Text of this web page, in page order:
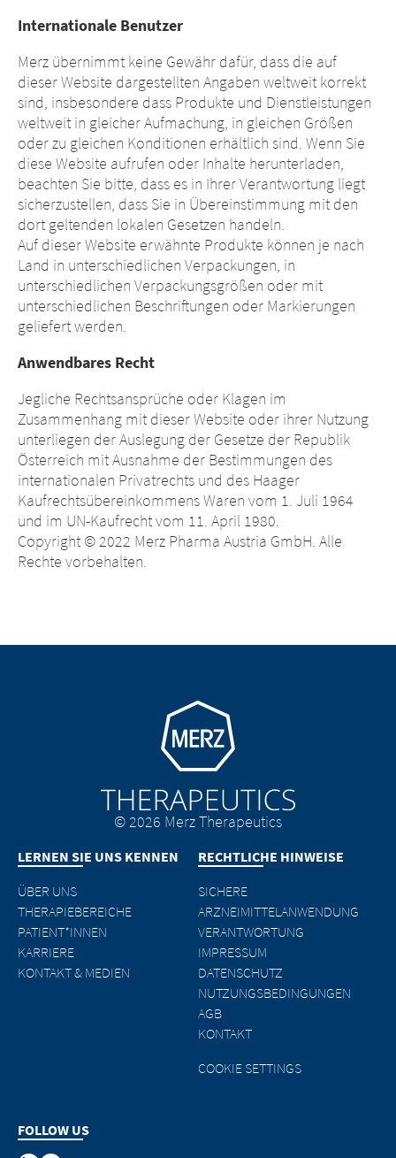
Internationale Benutzer
Merz übernimmt keine Gewähr dafür, dass die auf
dieser Website dargestellten Angaben weltweit korrekt
sind, insbesondere dass Produkte und Dienstleistungen
weltweit in gleicher Aufmachung, in gleichen Größen
oder zu gleichen Konditionen erhältlich sind. Wenn Sie
diese Website aufrufen oder Inhalte herunterladen,
beachten Sie bitte, dass es in Ihrer Verantwortung liegt
sicherzustellen, dass Sie in Übereinstimmung mit den
dort geltenden lokalen Gesetzen handeln.
Auf dieser Website erwähnte Produkte können je nach
Land in unterschiedlichen Verpackungen, in
unterschiedlichen Verpackungsgrößen oder mit
unterschiedlichen Beschriftungen oder Markierungen
geliefert werden.
Anwendbares Recht
Jegliche Rechtsansprüche oder Klagen im
Zusammenhang mit dieser Website oder ihrer Nutzung
unterliegen der Auslegung der Gesetze der Republik
Österreich mit Ausnahme der Bestimmungen des
internationalen Privatrechts und des Haager
Kaufrechtsübereinkommens Waren vom 1. Juli 1964
und im UN-Kaufrecht vom 11. April 1980.
Copyright © 2022 Merz Pharma Austria GmbH. Alle
Rechte vorbehalten.
Go to homepage
© 2026 Merz Therapeutics
LERNEN SIE UNS KENNEN
ÜBER UNS
THERAPIEBEREICHE
PATIENT*INNEN
KARRIERE
KONTAKT & MEDIEN
RECHTLICHE HINWEISE
SICHERE
ARZNEIMITTELANWENDUNG
VERANTWORTUNG
IMPRESSUM
DATENSCHUTZ
NUTZUNGSBEDINGUNGEN
AGB
KONTAKT
COOKIE SETTINGS
FOLLOW US